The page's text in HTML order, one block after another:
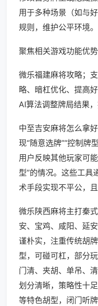
用于多种场景（如与
规则，维护公平环境。
聚焦相关游戏功能优势
微乐福建麻将攻略；
略、暗杠优化、提高
AI算法调整牌局结果，
中至吉安麻将怎么拿
现“随意选牌”“控制牌
用户反映其他玩家可
型”的情况。这些工具
术手段实现不平公，且
微乐陕西麻将主打秦
安、宝鸡、咸阳、延
谨朴实，注重传统胡
型，可碰可杠，部分
门清、夹胡、单吊、
划分清晰，策略性十
等特色胡型，闭门听